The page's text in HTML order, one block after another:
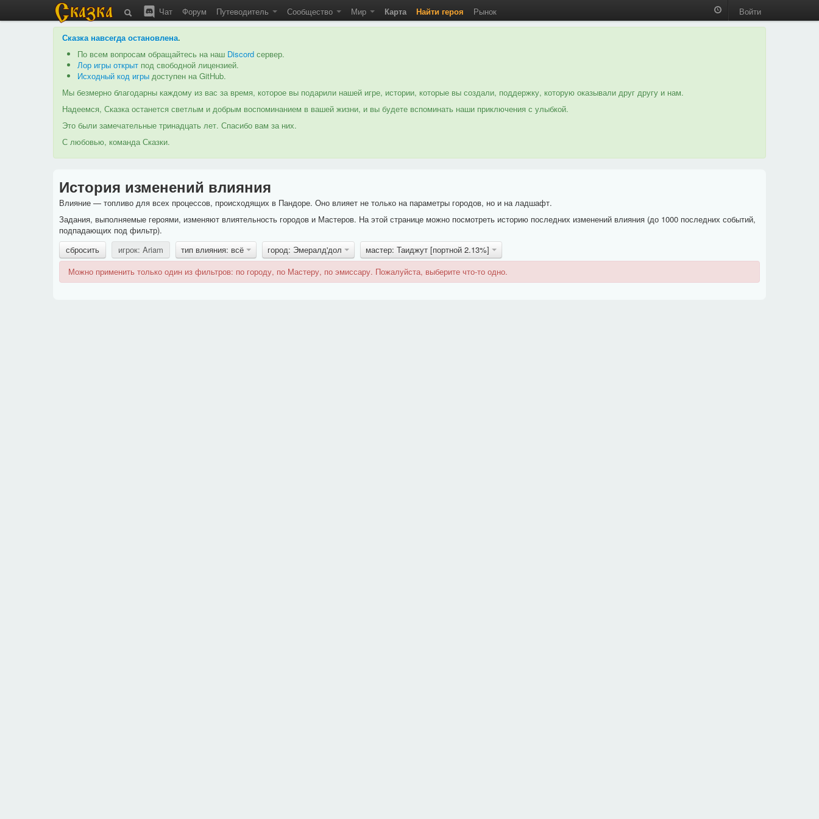
Чат Форум Путеводитель Сообщество Мир Карта Найти героя Рынок Войти
Сказка навсегда остановлена.
По всем вопросам обращайтесь на наш Discord сервер.
Лор игры открыт под свободной лицензией.
Исходный код игры доступен на GitHub.
Мы безмерно благодарны каждому из вас за время, которое вы подарили нашей игре, истории, которые вы создали, поддержку, которую оказывали друг другу и нам.
Надеемся, Сказка останется светлым и добрым воспоминанием в вашей жизни, и вы будете вспоминать наши приключения с улыбкой.
Это были замечательные тринадцать лет. Спасибо вам за них.
С любовью, команда Сказки.
История изменений влияния
Влияние — топливо для всех процессов, происходящих в Пандоре. Оно влияет не только на параметры городов, но и на ладшафт.
Задания, выполняемые героями, изменяют влиятельность городов и Мастеров. На этой странице можно посмотреть историю последних изменений влияния (до 1000 последних событий,
подпадающих под фильтр).
сбросить
игрок: Ariam тип влияния: всё город: Эмералд'дол
мастер: Таиджут [портной 2.13%]
Можно применить только один из фильтров: по городу, по Мастеру, по эмиссару. Пожалуйста, выберите что-то одно.